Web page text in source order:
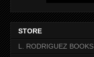
STORE
L. RODRIGUEZ BOOKS